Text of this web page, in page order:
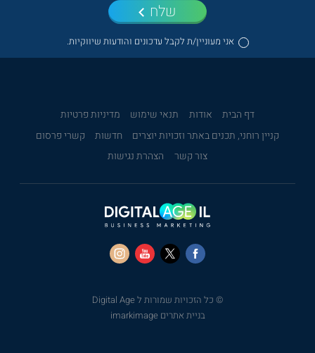
אני מעוניין/ת לקבל עדכונים והודעות שיווקיות.
שלח
דף הבית אודות תנאי שימוש
מדיניות פרטיות
קניין רוחני, תכנים באתר וזכויות יוצרים
חדשות
קשרי פרסום
צור קשר
הצהרת נגישות
© כל הזכויות שמורות ל Digital Age
בניית אתרים imarkimage